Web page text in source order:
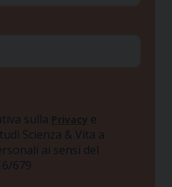
sulla Privacy e
Scienza & Vita a
ai sensi del
679